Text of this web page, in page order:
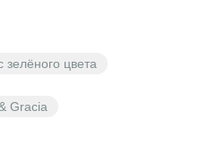
цвета
Gracia